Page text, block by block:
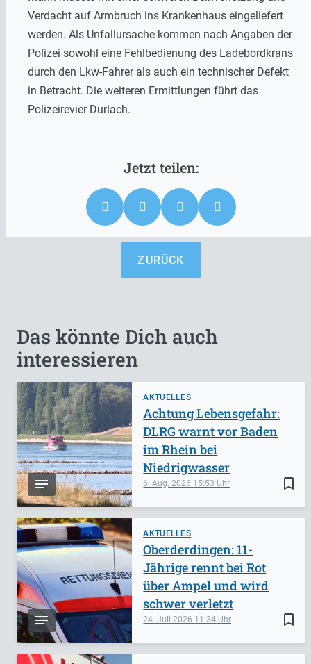
Verdacht auf Armbruch ins Krankenhaus eingeliefert
werden. Als Unfallursache kommen nach Angaben der
Polizei sowohl eine Fehlbedienung des Ladebordkrans
durch den Lkw-Fahrer als auch ein technischer Defekt
in Betracht. Die weiteren Ermittlungen führt das
Polizeirevier Durlach.
ZURÜCK
Das könnte Dich auch
interessieren
AKTUELLES
bookmark_border
6. Aug. 2026 15:53
Achtung Lebensgefahr:
DLRG warnt vor Baden
im Rhein bei
Niedrigwasser
AKTUELLES
bookmark_border
24. Juli 2026 11:34
Oberderdingen: 11-
Jährige rennt bei Rot
über Ampel und wird
schwer verletzt